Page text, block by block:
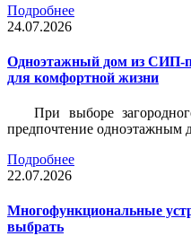
Подробнее
24.07.2026
Одноэтажный дом из СИП-
для комфортной жизни
При выборе
предпочтение одноэтажным
Подробнее
22.07.2026
Многофункциональные
выбрать